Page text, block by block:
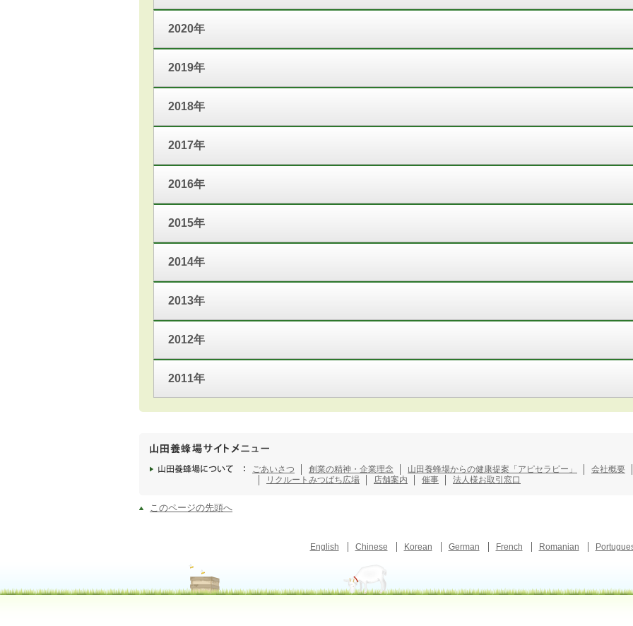
2020年
2019年
2018年
2017年
2016年
2015年
2014年
2013年
2012年
2011年
ごあいさつ 創業の精神・企業理念 山田養蜂場からの健康提案「アピセラピー」 会社概要
リクルート みつばち広場 店舗案内 催事 法人様お取引窓口
このページの先頭へ
English Chinese Korean German French Romanian